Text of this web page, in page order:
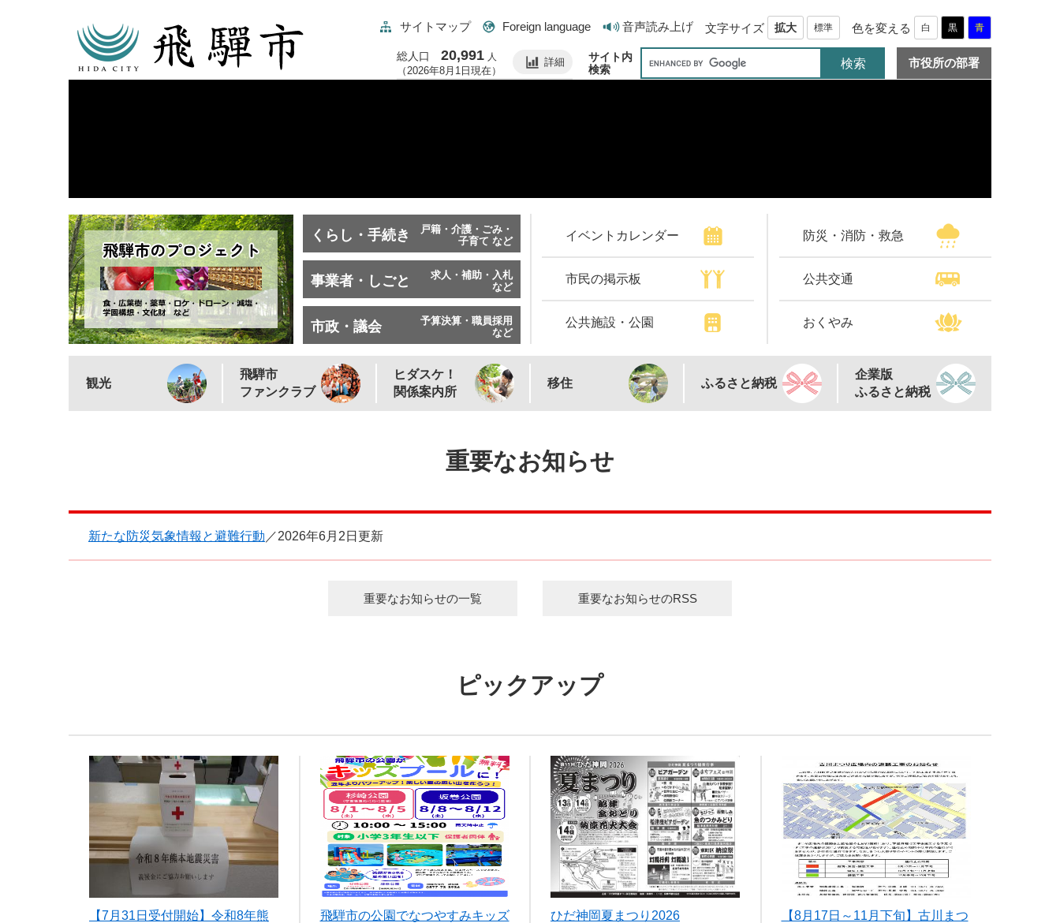
サイトマップ Foreign language 音声読み上げ 文字サイズ 拡大 標準 色を変える 白 黒 青
総人口 20,991 人
（2026年8月1日現在）
詳細
サイト内
検索
市役所の部署
くらし・手続き
戸籍・介護・ごみ・
子育て など
事業者・しごと
求人・補助・入札
など
市政・議会
予算決算・職員採用
など
イベントカレンダー 防災・消防・救急
市民の掲示板 公共交通
公共施設・公園 おくやみ
観光
飛騨市
ファンクラブ
ヒダスケ！
関係案内所
移住 ふるさと納税
企業版
ふるさと納税
重要なお知らせ
新たな防災気象情報と避難行動 2026年6月2日更新
重要なお知らせの一覧 重要なお知らせのRSS
ピックアップ
【7月31日受付開始】令和8年熊
飛騨市の公園でなつやすみキッズ
ひだ神岡夏まつり2026
【8月17日～11月下旬】古川まつ